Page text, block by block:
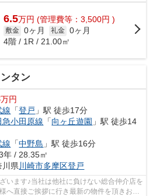
報は...
6.5万円 (管理費等：3,500円 )
敷金 0ヶ月 礼金 0ヶ月
4階 / 1R / 21.00㎡
タン
万円
線 「登戸 」駅 徒歩17分
急小田原線 「向ヶ丘遊園 」駅 徒歩14
線 「中野島 」駅 徒歩16分
年 / 28.35㎡
川県 川崎市多摩区登戸
います♪当社は他社に負けない総合仲介店を
へ直接ご挨拶に行き最新の物件を頂きお客